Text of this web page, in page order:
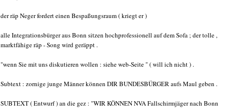
der räp Neger fordert einen Bespaßungsraum ( kriegt er )
alle Integrationsbürger aus Bonn sitzen hochprofessionell auf dem Sofa ; der tolle ,
marktfähige räp - Song wird geräppt .
"wenn Sie mit uns diskutieren wollen : siehe web-Seite " ( will ich nicht ) .
Subtext : zornige junge Männer können DIR BUNDESBÜRGER aufs Maul geben .
SUBTEXT ( Entwurf ) an die gez : "WIR KÖNNEN NVA Fallschirmjäger nach Bonn